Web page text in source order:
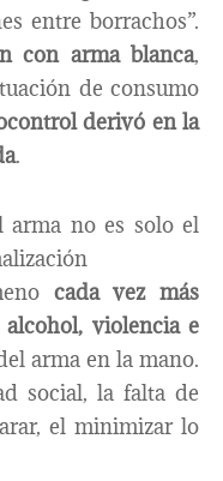
entre borrachos”.
con arma blanca,
de consumo
derivó en la
.
arma no es solo el
cada vez más
alcohol, violencia e
arma en la mano.
social, la falta de
el minimizar lo